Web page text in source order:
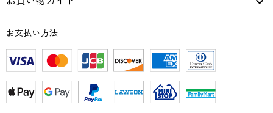
お支払い方法